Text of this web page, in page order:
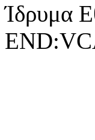
Ίδρυμα